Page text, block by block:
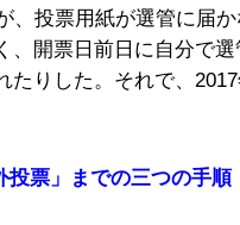
、投票用紙が選管に届か
、開票日前日に自分で
たりした。それで、
投票」までの三つの手順